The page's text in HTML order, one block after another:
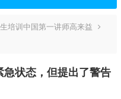
培训中国第一讲师高来益
状态，但提出了警告